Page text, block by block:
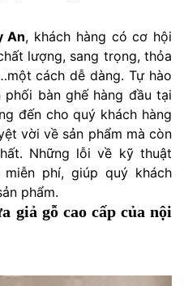
An, khách hàng có cơ hội
lượng, sang trọng, thỏa
cách dễ dàng. Tự hào
bàn ghế hàng đầu tại
đến cho quý khách hàng
vời về sản phẩm mà còn
Những lỗi về kỹ thuật
phí, giúp quý khách
phẩm.
giả gỗ cao cấp của nội